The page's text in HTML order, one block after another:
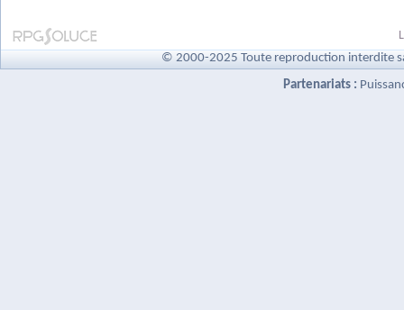
© 2000-2025 Toute reproduction interdite
Partenariats :